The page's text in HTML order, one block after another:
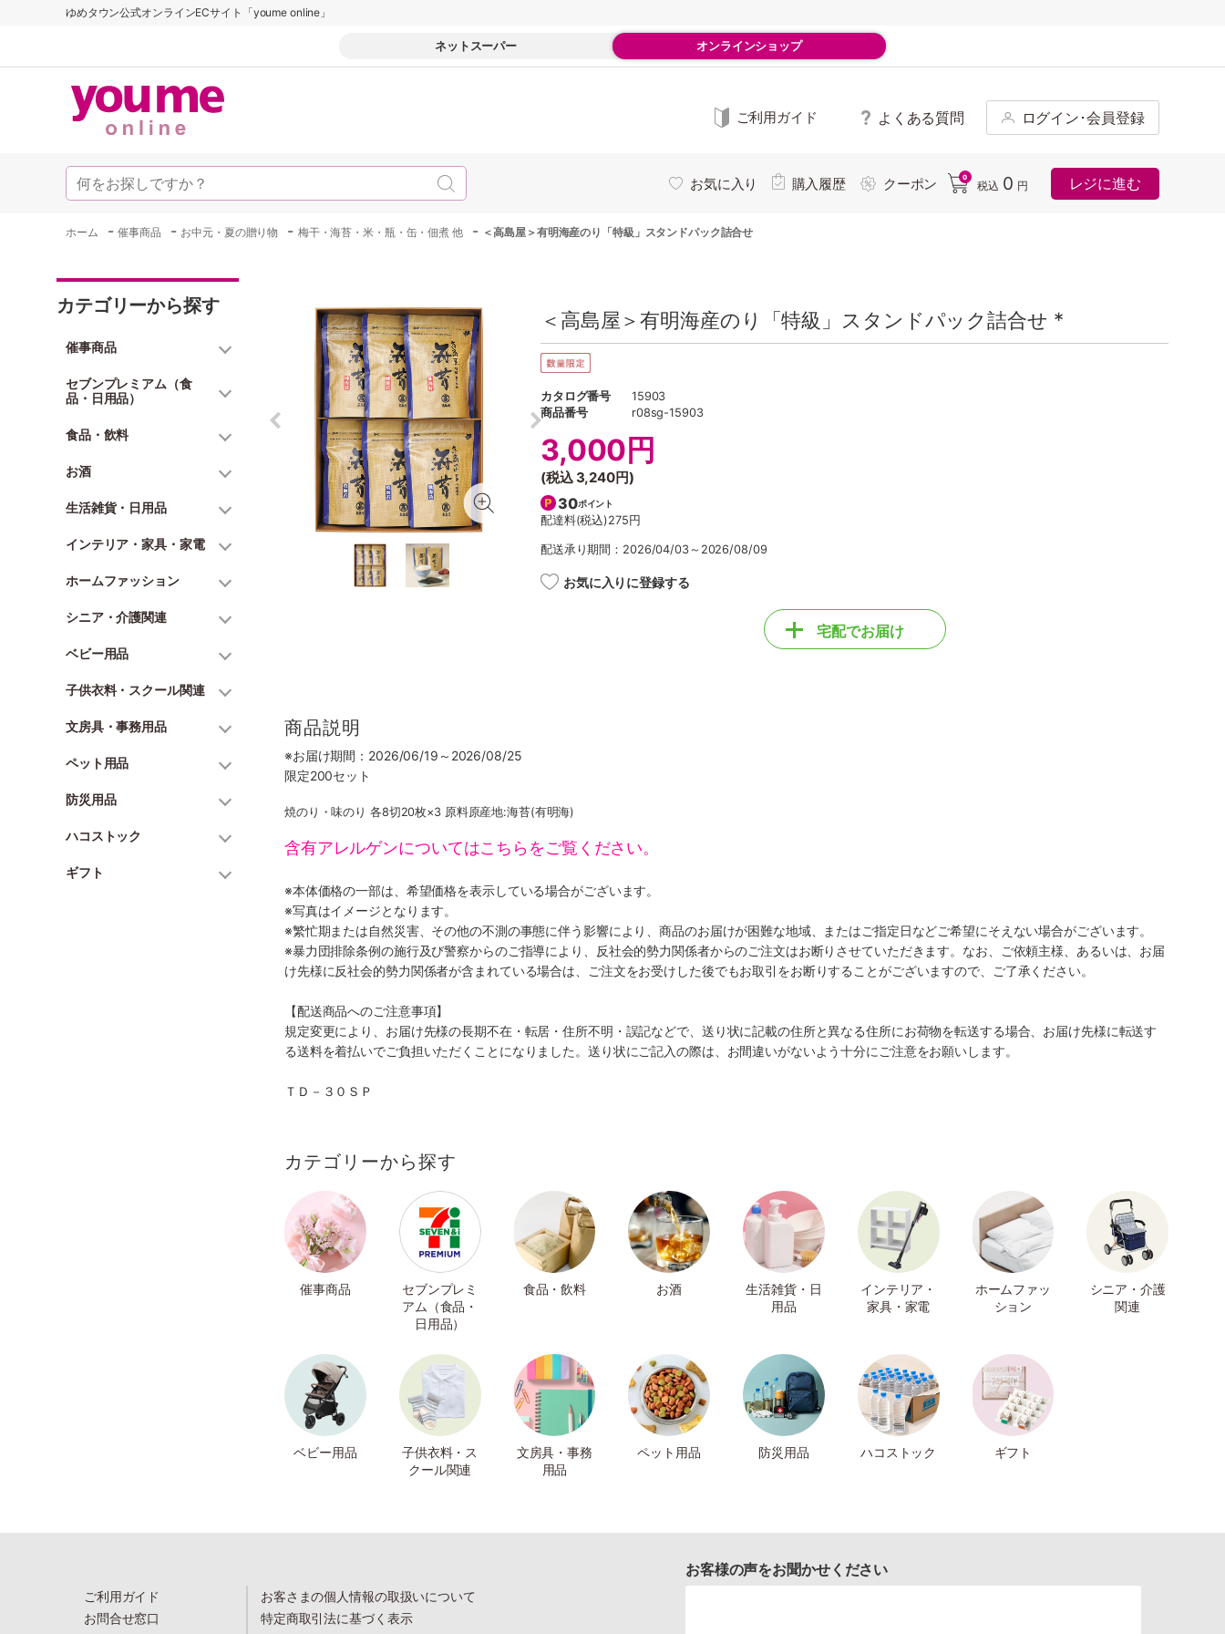
ゆめタウン公式オンラインECサイト「youme online」
ネットスーパー オンラインショップ
ご利用ガイド よくある質問 ログイン･会員登録
お気に入り 購入履歴 クーポン 0
税込 0 円 レジに進む
ホーム -催事商品 - お中元・夏の贈り物 - 梅干・海苔・米・瓶・缶・佃煮 他 - ＜高島屋＞有明海産のり「特級」スタンドパック詰合せ
カテゴリーから探す
催事商品
セブンプレミアム（食
品・日用品）
食品・飲料
お酒
生活雑貨・日用品
インテリア・家具・家電
ホームファッション
シニア・介護関連
ベビー用品
子供衣料・スクール関連
文房具・事務用品
ペット用品
防災用品
ハコストック
ギフト
＜高島屋＞有明海産のり「特級」スタンドパック詰合せ *
カタログ番号
15903
商品番号
r08sg-15903
3,000円
(税込 3,240円)
30ポイント
配達料(税込)275円
配送承り期間：2026/04/03～2026/08/09
お気に入りに登録する
宅配でお届け
商品説明
※お届け期間：2026/06/19～2026/08/25
限定200セット
焼のり・味のり 各8切20枚×3 原料原産地:海苔(有明海)
含有アレルゲンについてはこちらをご覧ください。
※本体価格の一部は、希望価格を表示している場合がございます。
※写真はイメージとなります。
※繁忙期または自然災害、その他の不測の事態に伴う影響により、商品のお届けが困難な地域、またはご指定日などご希望にそえない場合がございます。
※暴力団排除条例の施行及び警察からのご指導により、反社会的勢力関係者からのご注文はお断りさせていただきます。なお、ご依頼主様、あるいは、お届
け先様に反社会的勢力関係者が含まれている場合は、ご注文をお受けした後でもお取引をお断りすることがございますので、ご了承ください。
【配送商品へのご注意事項】
規定変更により、お届け先様の長期不在・転居・住所不明・誤記などで、送り状に記載の住所と異なる住所にお荷物を転送する場合、お届け先様に転送す
る送料を着払いでご負担いただくことになりました。送り状にご記入の際は、お間違いがないよう十分にご注意をお願いします。
ＴＤ－３０ＳＰ
カテゴリーから探す
催事商品
セブンプレミ
アム（食品・
日用品）
食品・飲料 お酒
生活雑貨・日
用品
インテリア・
家具・家電
ホームファッ
ション
シニア・介護
関連
ベビー用品
子供衣料・ス
クール関連
文房具・事務
用品
ペット用品 防災用品 ハコストック ギフト
ご利用ガイド
お問合せ窓口
お客さまの個人情報の取扱いについて
特定商取引法に基づく表示
お客様の声をお聞かせください